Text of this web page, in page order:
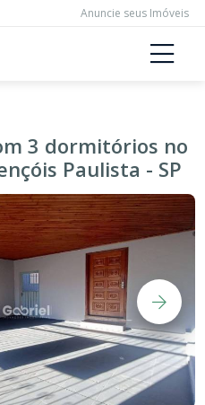
Anuncie seus Imóveis
3 dormitórios no
Paulista - SP